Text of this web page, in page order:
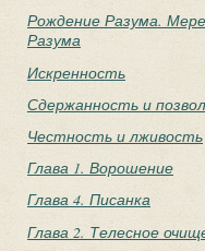
Рождение Разума.
Разума
Искренность
Сдержанность и
Честность и лживость
Глава 1. Ворошение
Глава 4. Писанка
Глава 2. Телесное